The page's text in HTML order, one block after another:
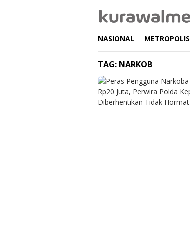
NASIONAL METROPOLIS
TAG: NARKOB